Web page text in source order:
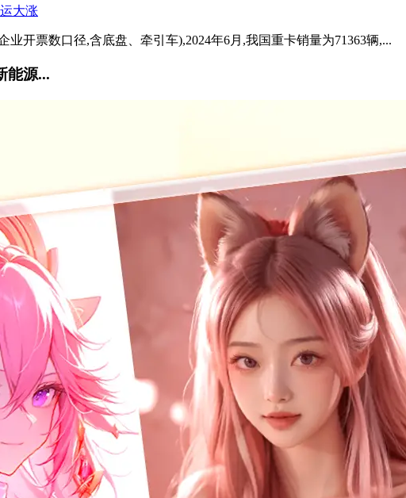
开票数口径,含底盘、牵引车),2024年6月,我国重卡销量为71363辆,...
能源...